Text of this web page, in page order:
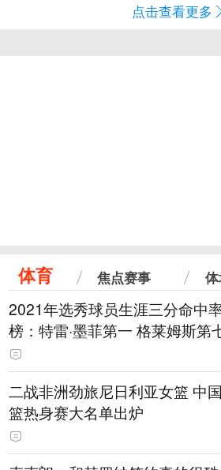
点击查看更多
体育 焦点赛事
2021年选秀球员生涯三分命中
榜：特雷·墨菲第一 格莱姆斯第
二战非洲劲旅尼日利亚女篮 中
篮热身赛大名单出炉